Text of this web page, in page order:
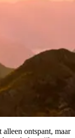
ontspant, maar